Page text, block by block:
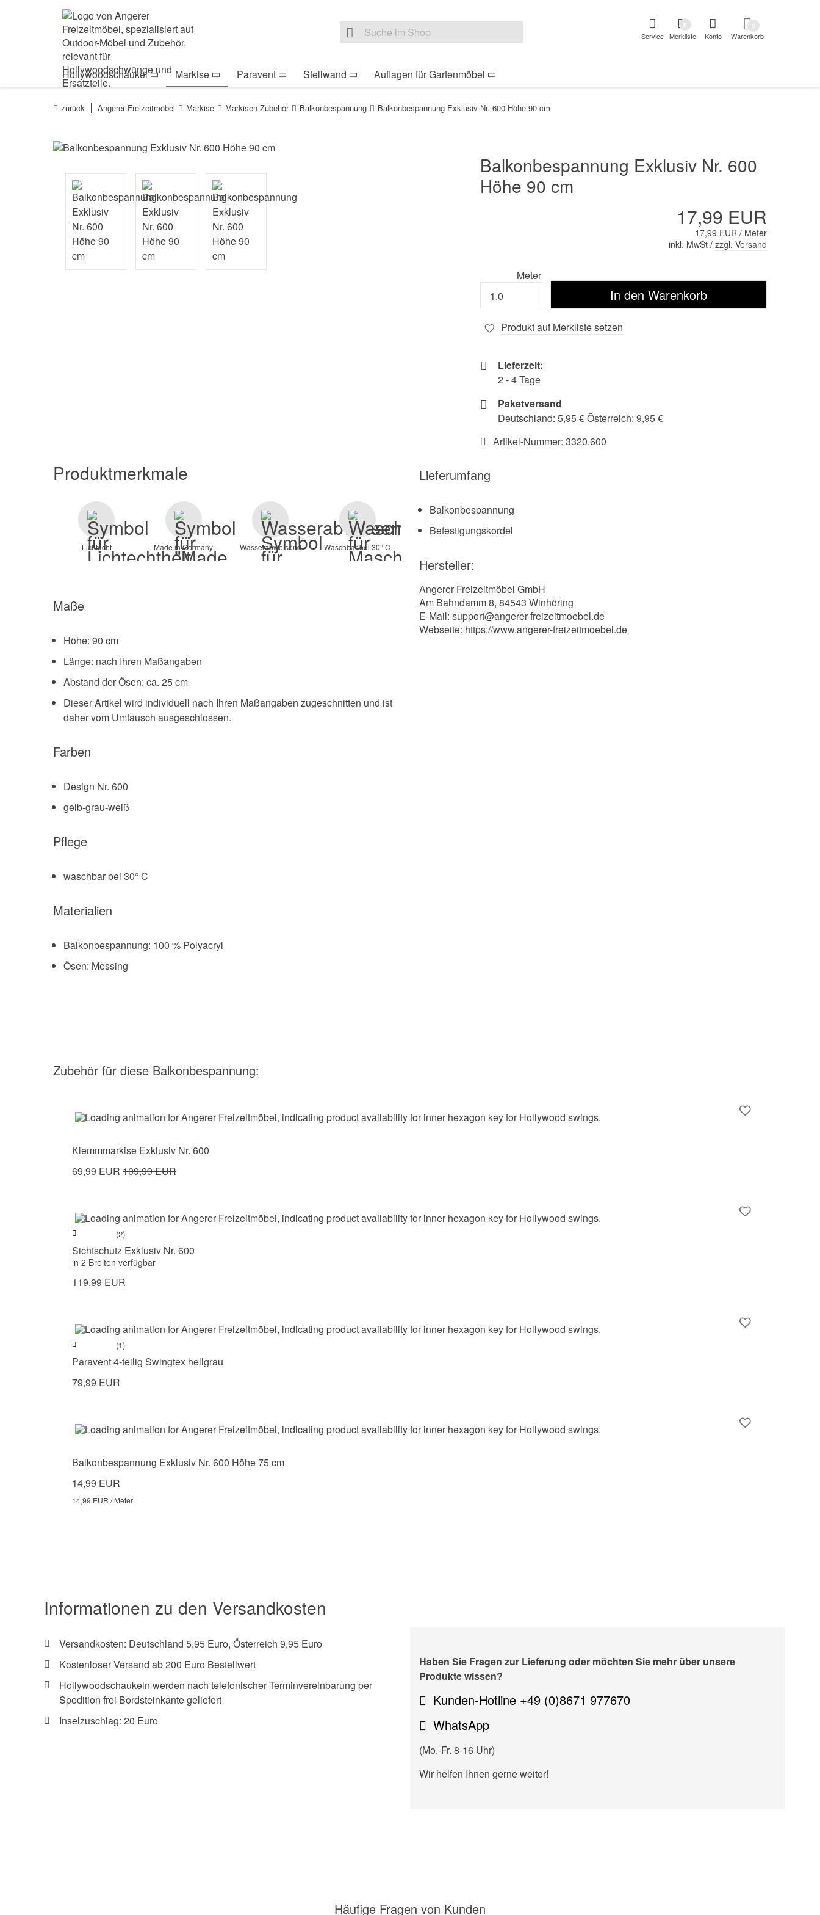
Zur Navigation springen
Suche nach
Service Merkliste
0
Konto Warenkorb
Hollywoodschaukel Markise Paravent Stellwand Auflagen für Gartenmöbel
zurück Angerer Freizeitmöbel Markise Markisen Zubehör Balkonbespannung Balkonbespannung Exklusiv Nr. 600 Höhe 90 cm
Balkonbespannung Exklusiv Nr. 600
Höhe 90 cm
17,99 EUR
17,99 EUR / Meter
inkl. MwSt / zzgl. Versand
Meter
Produkt auf Merkliste setzen
Lieferzeit:
2 - 4 Tage
Paketversand
Deutschland: 5,95 € Österreich: 9,95 €
Artikel-Nummer: 3320.600
Produktmerkmale
Lichtecht Made in Germany Wasserabweisend Waschbar bei 30° C
Maße
Höhe: 90 cm
Länge: nach Ihren Maßangaben
Abstand der Ösen: ca. 25 cm
Dieser Artikel wird individuell nach Ihren Maßangaben zugeschnitten und ist
daher vom Umtausch ausgeschlossen.
Farben
Design Nr. 600
gelb-grau-weiß
Pflege
waschbar bei 30° C
Materialien
Balkonbespannung: 100 % Polyacryl
Ösen: Messing
Lieferumfang
Balkonbespannung
Befestigungskordel
Hersteller:
Angerer Freizeitmöbel GmbH
Am Bahndamm 8, 84543 Winhöring
E-Mail: support@angerer-freizeitmoebel.de
Webseite: https://www.angerer-freizeitmoebel.de
Zubehör für diese Balkonbespannung:
Klemmmarkise Exklusiv Nr. 600
69,99 EUR 109,99 EUR
(2)
Sichtschutz Exklusiv Nr. 600
in 2 Breiten verfügbar
119,99 EUR
(1)
Paravent 4-teilig Swingtex hellgrau
79,99 EUR
Balkonbespannung Exklusiv Nr. 600 Höhe 75 cm
14,99 EUR
14,99 EUR / Meter
Informationen zu den Versandkosten
Versandkosten: Deutschland 5,95 Euro, Österreich 9,95 Euro
Kostenloser Versand ab 200 Euro Bestellwert
Hollywoodschaukeln werden nach telefonischer Terminvereinbarung per
Spedition frei Bordsteinkante geliefert
Inselzuschlag: 20 Euro
Haben Sie Fragen zur Lieferung oder möchten Sie mehr über unsere
Produkte wissen?
Kunden-Hotline +49 (0)8671 977670
WhatsApp
(Mo.-Fr. 8-16 Uhr)
Wir helfen Ihnen gerne weiter!
Häufige Fragen von Kunden